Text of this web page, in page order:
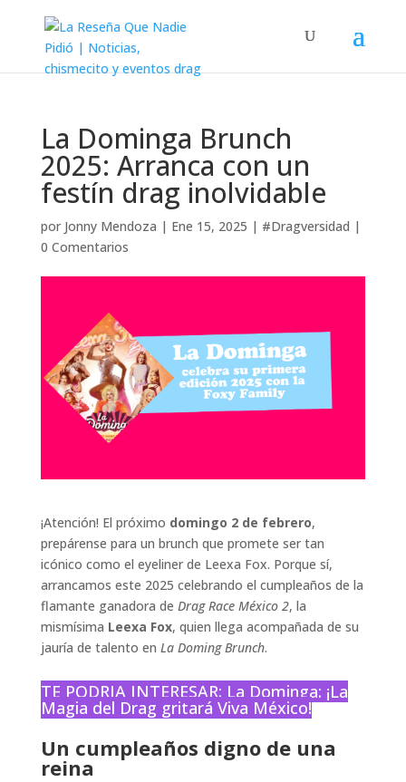
La Dominga Brunch
2025: Arranca con un
festín drag inolvidable
por Jonny Mendoza | Ene 15, 2025 | #Dragversidad |
0 Comentarios
¡Atención! El próximo domingo 2 de febrero,
prepárense para un brunch que promete ser tan
icónico como el eyeliner de Leexa Fox. Porque sí,
arrancamos este 2025 celebrando el cumpleaños de la
flamante ganadora de Drag Race México 2, la
mismísima Leexa Fox, quien llega acompañada de su
jauría de talento en La Doming Brunch.
TE PODRIA INTERESAR: La Dominga: ¡La
Magia del Drag gritará Viva México!
Un cumpleaños digno de una
reina